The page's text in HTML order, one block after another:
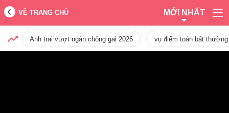
VỀ TRANG CHỦ MỚI NHẤT
Anh trai vượt ngàn chông gai 2026 vụ điểm toán bất